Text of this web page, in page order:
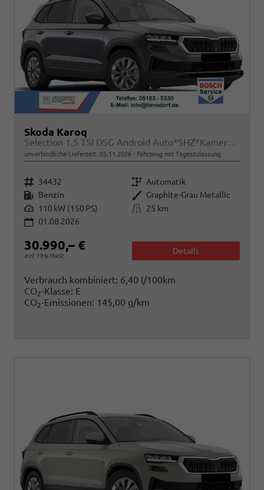
Skoda Karoq
Selection 1.5 TSI DSG Android Auto*SHZ*Kamera*PDC v/h*Klimaauto*SUNSET*LED
unverbindliche Lieferzeit: 05.11.2026 Fahrzeug mit Tageszulassung
Fahrzeugnr. 34432 Getriebe Automatik
Kraftstoff Benzin Außenfarbe Graphite-Grau Metallic
Leistung 110 kW (150 PS) Kilometerstand
25 km
01.08.2026
30.990,– €
incl. 19% MwSt.
Details
Verbrauch kombiniert: 6,40 l/100km
CO2-Klasse: E
CO2-Emissionen: 145,00 g/km